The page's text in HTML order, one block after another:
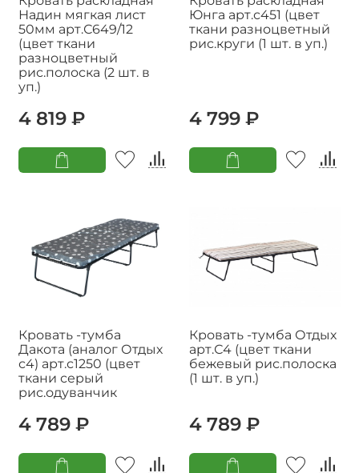
Надин мягкая лист
50мм арт.С649/12
(цвет ткани
разноцветный
рис.полоска (2 шт. в
уп.)
4 819 ₽
Юнга арт.с451 (цвет
ткани разноцветный
рис.круги (1 шт. в уп.)
4 799 ₽
Кровать -тумба
Дакота (аналог Отдых
с4) арт.с1250 (цвет
ткани серый
рис.одуванчик
4 789 ₽
Кровать -тумба Отдых
арт.С4 (цвет ткани
бежевый рис.полоска
(1 шт. в уп.)
4 789 ₽